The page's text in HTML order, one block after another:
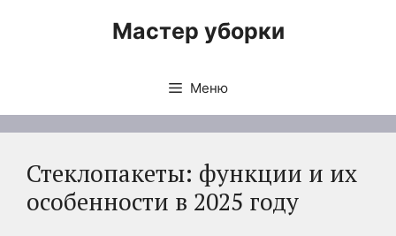
Мастер уборки
Меню
Стеклопакеты: функции и их
особенности в 2025 году